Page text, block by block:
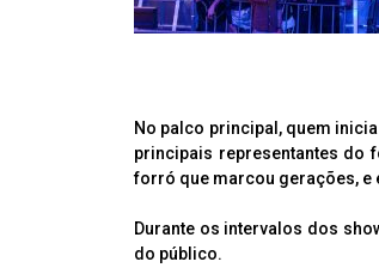
No palco principal, quem
principais representantes do
forró que marcou gerações, e
Durante os intervalos dos
do público.